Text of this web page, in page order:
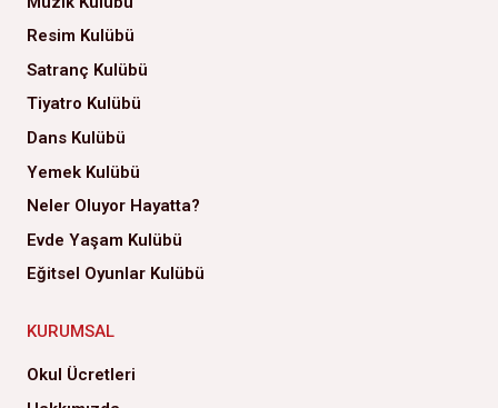
Resim Kulübü
Satranç Kulübü
Tiyatro Kulübü
Dans Kulübü
Yemek Kulübü
Neler Oluyor Hayatta?
Evde Yaşam Kulübü
Eğitsel Oyunlar Kulübü
KURUMSAL
Okul Ücretleri